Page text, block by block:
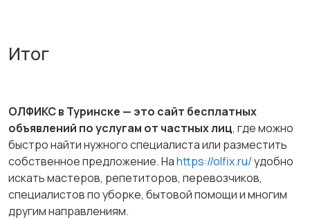
Итог
ОЛФИКС в Туринске — это сайт бесплатных
объявлений по услугам от частных лиц, где можно
быстро найти нужного специалиста или разместить
собственное предложение. Наhttps://olfix.ru/удобно
искать мастеров, репетиторов, перевозчиков,
специалистов по уборке, бытовой помощи и многим
другим направлениям.